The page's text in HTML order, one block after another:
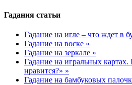
Гадания статьи
Гадание на игле – что ждет в
Гадание на воске »
Гадание на зеркале »
Гадание на игральных картах.
нравится?» »
Гадание на бамбуковых